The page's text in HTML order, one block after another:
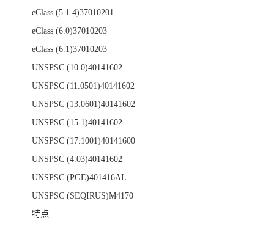
eClass (5.1.4)37010201
eClass (6.0)37010203
eClass (6.1)37010203
UNSPSC (10.0)40141602
UNSPSC (11.0501)40141602
UNSPSC (13.0601)40141602
UNSPSC (15.1)40141602
UNSPSC (17.1001)40141600
UNSPSC (4.03)40141602
UNSPSC (PGE)401416AL
UNSPSC (SEQIRUS)M4170
特点